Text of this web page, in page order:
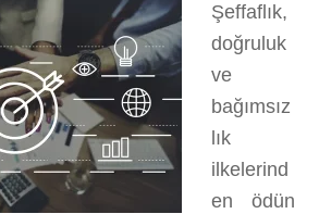
Şeffaflık,
doğruluk
ve
bağımsız
lık
ilkelerind
en ödün